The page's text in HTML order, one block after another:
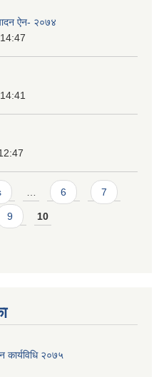
ऐन- २०७४
6 7
9 10
कार्यविधि २०७५